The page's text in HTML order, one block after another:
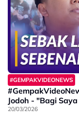
#GEMPAKVIDEONEWS
Jodoh - "Bagi
20/03/2026